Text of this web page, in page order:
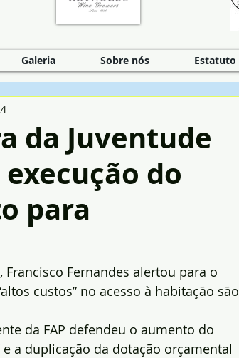
Galeria Sobre nós Estatuto
da Juventude
do
para
Fernandes alertou para o
custos” no acesso à habitação são
da FAP defendeu o aumento do
a duplicação da dotação orçamental